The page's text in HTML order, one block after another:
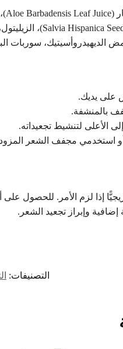
الديهيدروأسيتيك، سوربات
يديك.
بالمنشفة.
الأعلى لتنشيط تجعيداته.
استخدمي مجفف الشعر
إذا لزم الأمر. للحصول
وإبراز تجعيد الشعر.
التصنيفات: